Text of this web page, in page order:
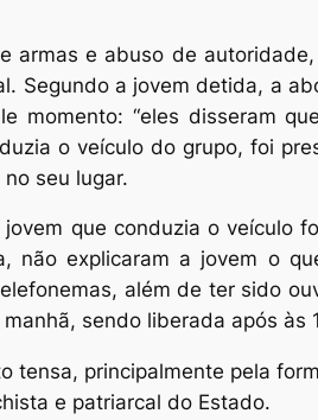
armas e abuso de
Segundo a jovem detida, a
momento: “eles disseram
o veículo do grupo, foi
seu lugar.
que conduzia o veículo
não explicaram a jovem o
além de ter sido
sendo liberada após às
tensa, principalmente pela
e patriarcal do Estado.